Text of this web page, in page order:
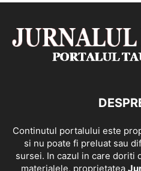
Continutul portalului este
si nu poate fi preluat sau
sursei. In cazul in care doriti
materialele, proprietatea